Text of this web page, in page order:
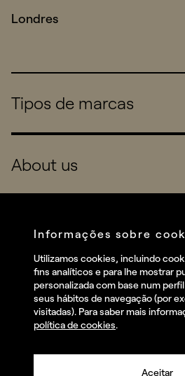
Londres
Tipos de marcas
Consumers
Startups
About us
Services
Talent
Contact
Linkedin
Instagram
Facebook
Informações sobre
Utilizamos cookies, incluindo
fins analíticos e para lhe mostrar
personalizada com base num
seus hábitos de navegação (por
visitadas). Para saber mais
política de cookies.
Aceitar